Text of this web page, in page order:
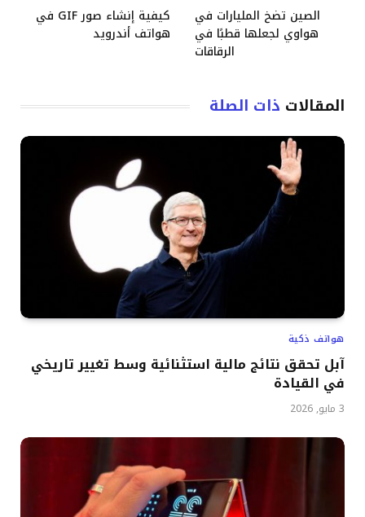
الصين تضخ المليارات في
هواوي لجعلها قطبًا في
الرقاقات
كيفية إنشاء صور GIF في
هواتف أندرويد
المقالات ذات الصلة
هواتف ذكية
آبل تحقق نتائج مالية استثنائية وسط تغيير تاريخي
في القيادة
3 مايو, 2026